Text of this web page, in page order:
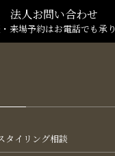
法人お問い合わせ
来場予約はお電話でも承
タイリング​相談